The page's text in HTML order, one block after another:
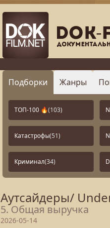
Подборки Жанры
ТОП-100 🔥(103)
Катастрофы(51)
Криминал(34)
Аутсайдеры/
5. Общая выручка
2026-05-14